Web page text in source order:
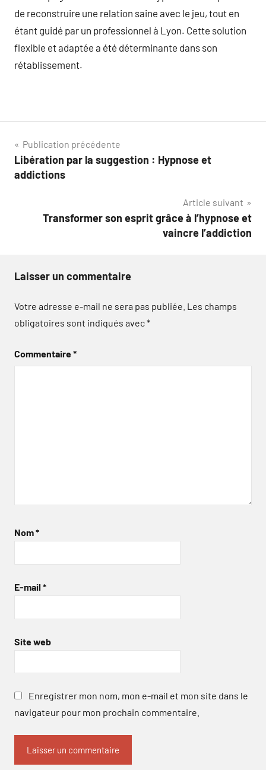
de reconstruire une relation saine avec le jeu, tout en
étant guidé par un professionnel à Lyon. Cette solution
flexible et adaptée a été déterminante dans son
rétablissement.
Navigation
de
Publication précédente
Libération par la suggestion : Hypnose et
addictions
Article suivant
Transformer son esprit grâce à l’hypnose et
vaincre l’addiction
Laisser un commentaire
Votre adresse e-mail ne sera pas publiée. Les champs
obligatoires sont indiqués avec*
Commentaire*
Nom*
E-mail *
Site web
Enregistrer mon nom, mon e-mail et mon site dans le
navigateur pour mon prochain commentaire.